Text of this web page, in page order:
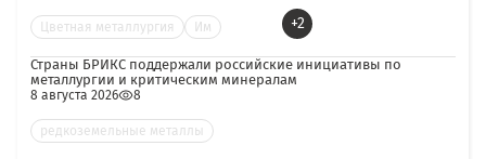
Цветная металлургия Им +2
Страны БРИКС поддержали российские инициативы по
металлургии и критическим минералам
8 августа 2026 8
редкоземельные металлы